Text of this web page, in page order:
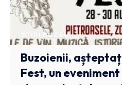
STIRI BUZAU
Buzoienii,
Fest, un